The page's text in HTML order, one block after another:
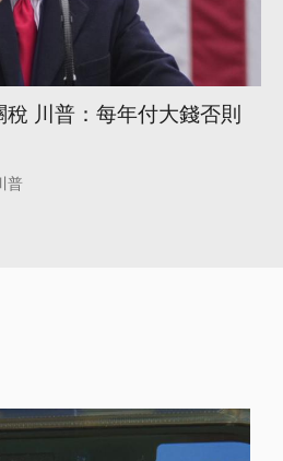
川普：每年付大錢否則
普